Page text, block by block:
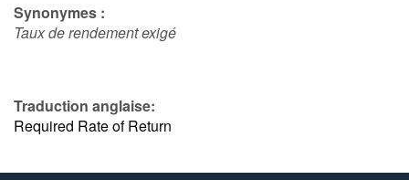
Synonymes :
Taux de rendement exigé
Traduction anglaise:
Required Rate of Return